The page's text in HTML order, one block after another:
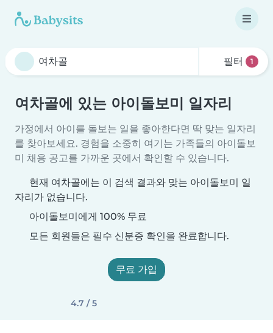
필터 1
여차골에 있는 아이돌보미 일자리
가정에서 아이를 돌보는 일을 좋아한다면 딱 맞는 일자리
를 찾아보세요. 경험을 소중히 여기는 가족들의 아이돌보
미 채용 공고를 가까운 곳에서 확인할 수 있습니다.
현재 여차골에는 이 검색 결과와 맞는 아이돌보미 일
자리가 없습니다.
아이돌보미에게 100% 무료
모든 회원들은 필수 신분증 확인을 완료합니다.
무료 가입
4.7 / 5